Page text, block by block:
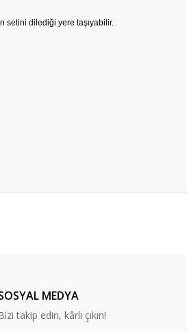
setini dilediği yere taşıyabilir.
MEDYA
takip edin, kârlı çıkın!